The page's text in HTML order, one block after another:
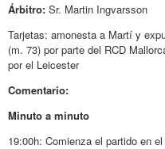
Árbitro: Sr. Martin Ingvarsson
Tarjetas: amonesta a Martí y
(m. 73) por parte del RCD
por el Leicester
Comentario:
Minuto a minuto
19:00h: Comienza el partido en